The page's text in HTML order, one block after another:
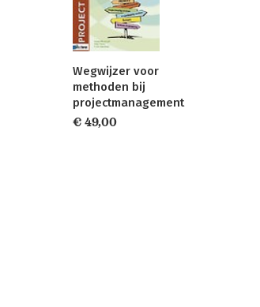
Wegwijzer voor
methoden bij
projectmanagement
€ 49,00